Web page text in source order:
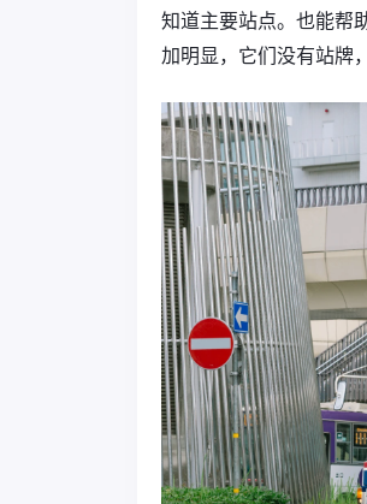
知道主要站点。也能帮
加明显，它们没有站牌